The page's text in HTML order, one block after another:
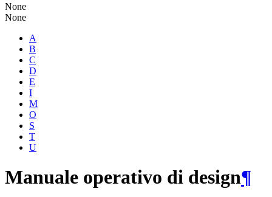
None
None
A
B
C
D
E
I
M
O
S
T
U
Manuale operativo di design¶